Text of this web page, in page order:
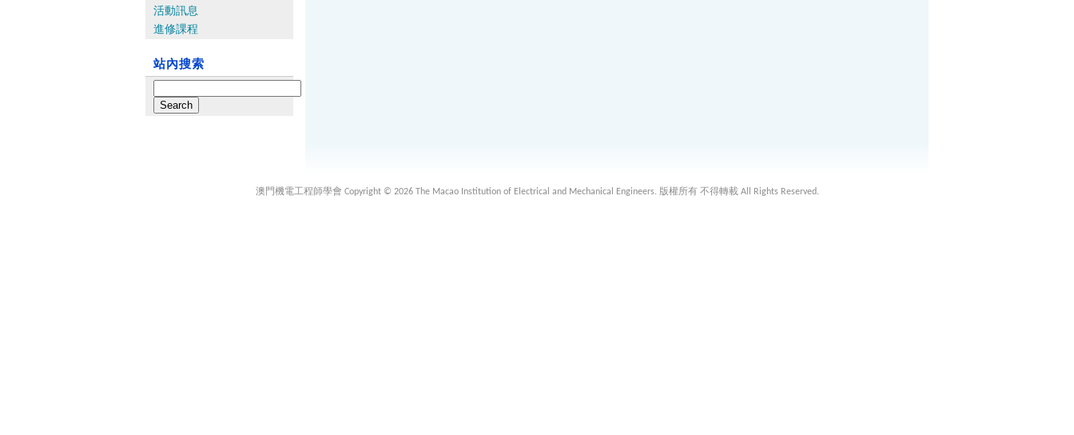
活動訊息
進修課程
站內搜索
for:
澳門機電工程師學會 Copyright © 2026 The Macao Institution of Electrical and Mechanical Engineers. 版權所有 不得轉載 All Rights Reserved.